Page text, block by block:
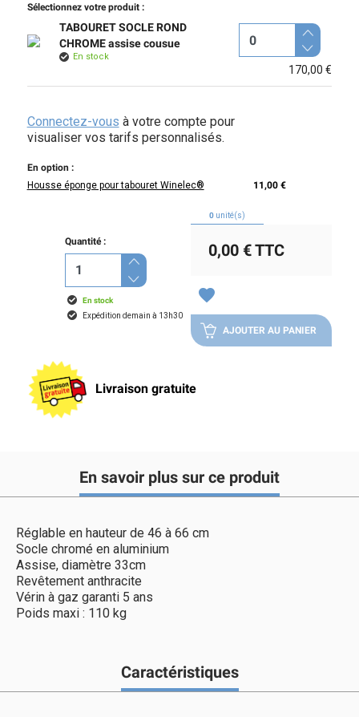
Sélectionnez votre produit :
TABOURET SOCLE ROND
CHROME assise cousue
En stock
170,00 €
Connectez-vous à votre compte pour
visualiser vos tarifs personnalisés.
En option :
Housse éponge pour tabouret Winelec®
11,00 €
Quantité :
En stock
Expédition demain à 13h30
0 unité(s)
0,00 €TTC
favorite
AJOUTER AU PANIER
Livraison gratuite
En savoir plus sur ce produit
Réglable en hauteur de 46 à 66 cm
Socle chromé en aluminium
Assise, diamètre 33cm
Revêtement anthracite
Vérin à gaz garanti 5 ans
Poids maxi : 110 kg
Caractéristiques